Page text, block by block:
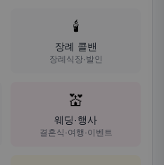
🕯️
장례 콜밴
장례식장·발인
💒
웨딩·행사
결혼식·여행·이벤트